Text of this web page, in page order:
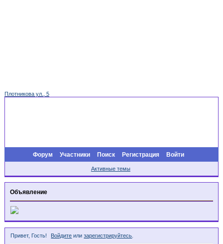
Плотникова ул., 5
Форум Участники Поиск Регистрация Войти
Активные темы
Объявление
Привет, Гость! Войдите илизарегистрируйтесь